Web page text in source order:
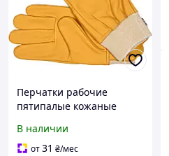
Перчатки рабочие
пятипалые кожаные
В наличии
от31 ₴/мес